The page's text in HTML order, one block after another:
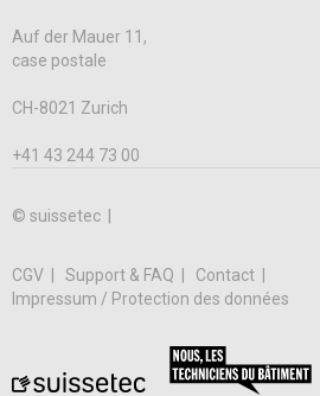
Auf der Mauer 11,
case postale
CH-8021 Zurich
+41 43 244 73 00
© suissetec |
CGV Support & FAQ
Contact
Impressum / Protection des données